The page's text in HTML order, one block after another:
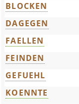
BLOCKEN
DAGEGEN
FAELLEN
FEINDEN
GEFUEHL
KOENNTE